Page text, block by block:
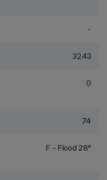
-
3243
0
74
F - Flood 28°